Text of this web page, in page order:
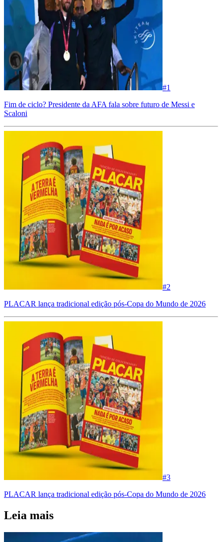
#1
Fim de ciclo? Presidente da AFA fala sobre futuro de Messi e
Scaloni
#2
PLACAR lança tradicional edição pós-Copa do Mundo de 2026
#3
PLACAR lança tradicional edição pós-Copa do Mundo de 2026
Leia mais